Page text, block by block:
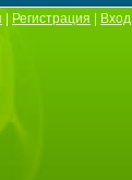
Регистрация Вход